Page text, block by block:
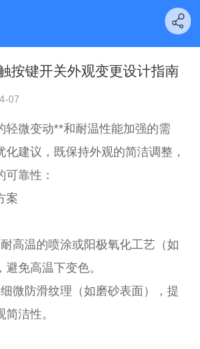
按键开关外观变更设计指南
07
轻微变动**和耐温性能加强的需
建议，既保持外观的简洁调整，
可靠性：
案
高温的喷涂或阳极氧化工艺（如
避免高温下变色。
微防滑纹理（如磨砂表面），提
简洁性。